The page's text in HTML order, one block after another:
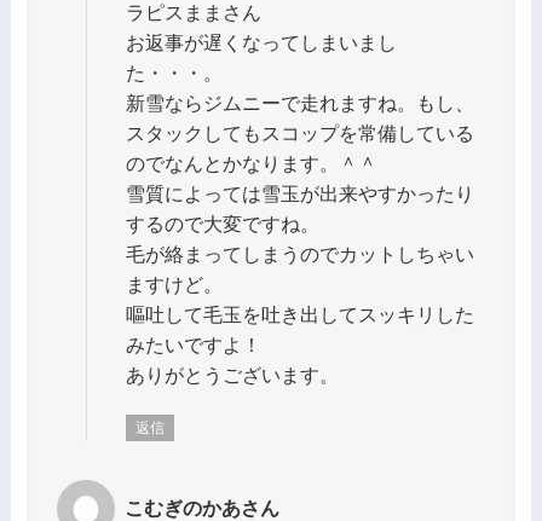
ラピスままさん
お返事が遅くなってしまいまし
た・・・。
新雪ならジムニーで走れますね。もし、
スタックしてもスコップを常備している
のでなんとかなります。＾＾
雪質によっては雪玉が出来やすかったり
するので大変ですね。
毛が絡まってしまうのでカットしちゃい
ますけど。
嘔吐して毛玉を吐き出してスッキリした
みたいですよ！
ありがとうございます。
返信
こむぎのかあさん